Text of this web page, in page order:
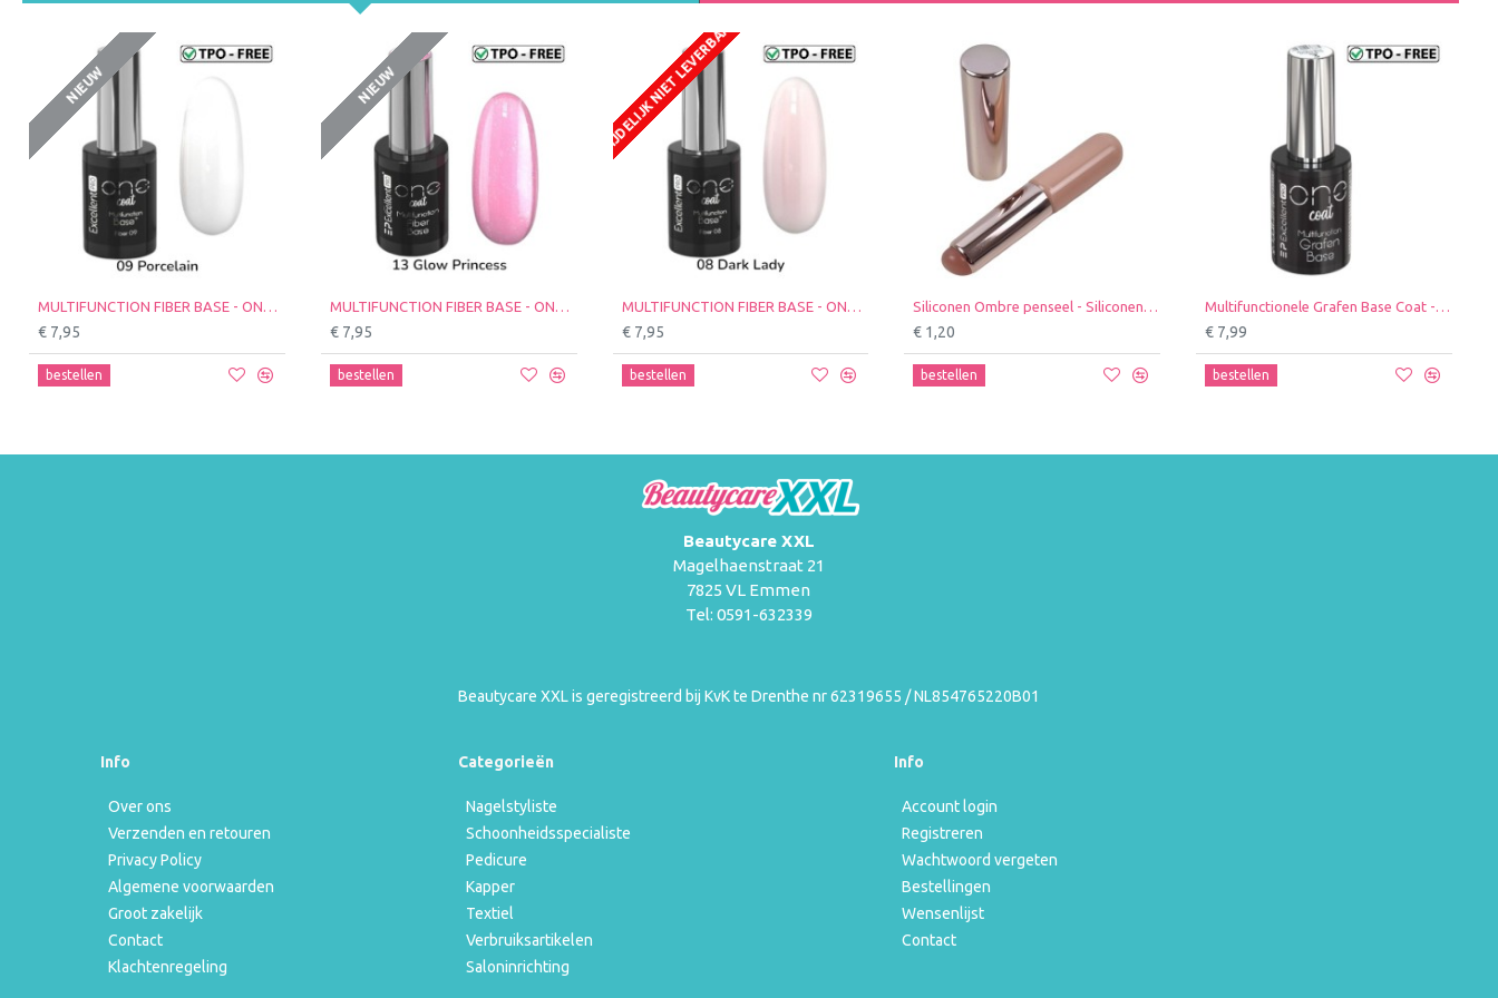
NIEUW
MULTIFUNCTION FIBER BASE - ONE COAT - EXCELLENT PRO - 11ml - Kleur: 09 Porcelain
€ 7,95
bestellen
NIEUW
MULTIFUNCTION FIBER BASE - ONE COAT - EXCELLENT PRO - 11ml - Kleur: 13 Glow Princess
€ 7,95
bestellen
NIEUW
TIJDELIJK NIET LEVERBAAR
MULTIFUNCTION FIBER BASE - ONE COAT - EXCELLENT PRO - 11ml - Kleur: 08 Dark Lady
€ 7,95
bestellen
Siliconen Ombre penseel - Siliconen Nailsrt Borstel - Siliconen Make-up Penseel - Kleur: Roze
€ 1,20
bestellen
Multifunctionele Grafen Base Coat - Excellent PRO - 11g
€ 7,99
bestellen
Beautycare XXL
Magelhaenstraat 21
7825 VL Emmen
Tel: 0591-632339
Beautycare XXL is geregistreerd bij KvK te Drenthe nr 62319655 / NL854765220B01
Info
Over ons
Verzenden en retouren
Privacy Policy
Algemene voorwaarden
Groot zakelijk
Contact
Klachtenregeling
Categorieën
Nagelstyliste
Schoonheidsspecialiste
Pedicure
Kapper
Textiel
Verbruiksartikelen
Saloninrichting
Info
Account login
Registreren
Wachtwoord vergeten
Bestellingen
Wensenlijst
Contact